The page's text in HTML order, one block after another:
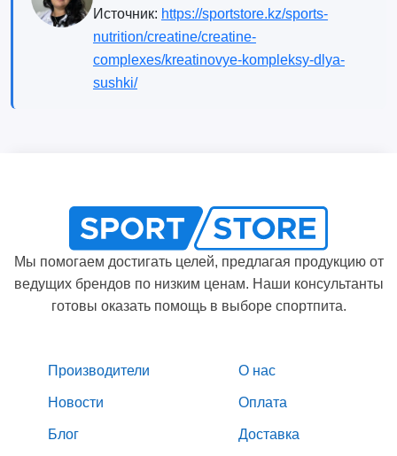
Источник: https://sportstore.kz/sports-
nutrition/creatine/creatine-
complexes/kreatinovye-kompleksy-dlya-
sushki/
Мы помогаем достигать целей, предлагая продукцию от
ведущих брендов по низким ценам. Наши консультанты
готовы оказать помощь в выборе спортпита.
Производители
Новости
Блог
О нас
Оплата
Доставка